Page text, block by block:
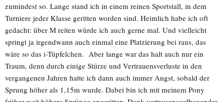
zumindest so. Lange stand ich in einem reinen Sportstall, in dem
Turniere jeder Klasse geritten worden sind. Heimlich habe ich oft
gedacht: über M reiten würde ich auch gerne mal. Und vielleicht
springt ja irgendwann auch einmal eine Platzierung bei raus, das
wäre so das i-Tüpfelchen. Aber lange war das halt auch nur ein
Traum, denn durch einige Stürze und Vertrauensverluste in den
vergangenen Jahren hatte ich dann auch immer Angst, sobald der
Sprung höher als 1,15m wurde. Dabei bin ich mit meinem Pony